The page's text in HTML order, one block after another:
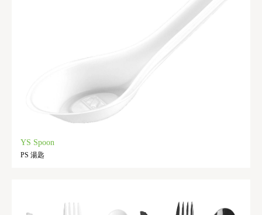
YS Spoon
PS 湯匙